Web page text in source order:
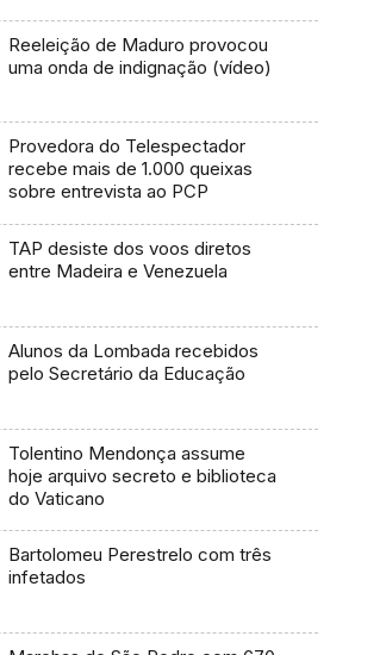
Reeleição de Maduro provocou
uma onda de indignação (vídeo)
Provedora do Telespectador
recebe mais de 1.000 queixas
sobre entrevista ao PCP
TAP desiste dos voos diretos
entre Madeira e Venezuela
Alunos da Lombada recebidos
pelo Secretário da Educação
Tolentino Mendonça assume
hoje arquivo secreto e biblioteca
do Vaticano
Bartolomeu Perestrelo com três
infetados